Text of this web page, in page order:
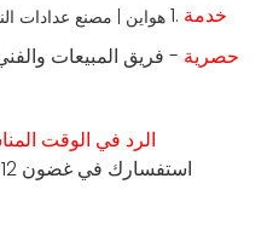
1. خدمة
حصرية - فريق المبيعات
الرد في الوقت